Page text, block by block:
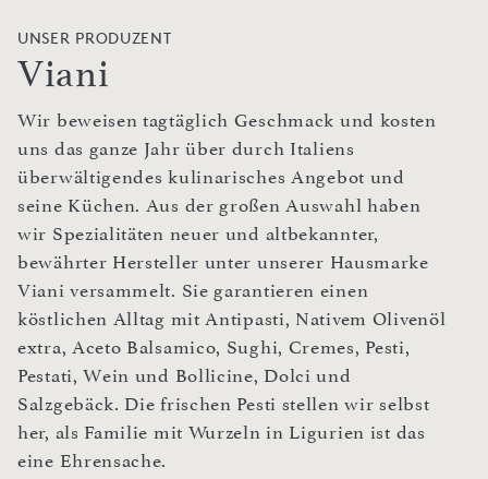
UNSER PRODUZENT
Viani
Wir beweisen tagtäglich Geschmack und kosten
uns das ganze Jahr über durch Italiens
überwältigendes kulinarisches Angebot und
seine Küchen. Aus der großen Auswahl haben
wir Spezialitäten neuer und altbekannter,
bewährter Hersteller unter unserer Hausmarke
Viani versammelt. Sie garantieren einen
köstlichen Alltag mit Antipasti, Nativem Olivenöl
extra, Aceto Balsamico, Sughi, Cremes, Pesti,
Pestati, Wein und Bollicine, Dolci und
Salzgebäck. Die frischen Pesti stellen wir selbst
her, als Familie mit Wurzeln in Ligurien ist das
eine Ehrensache.